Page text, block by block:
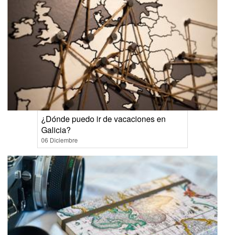
¿Dónde puedo ir de vacaciones en
Galicia?
06 Diciembre